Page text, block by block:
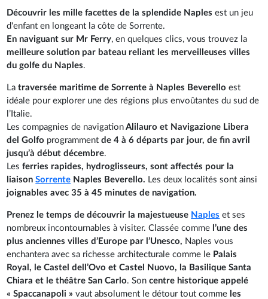
Découvrir les mille facettes de la splendide Naples est un jeu
d'enfant en longeant la côte de Sorrente.
En naviguant sur Mr Ferry, en quelques clics, vous trouvez la
meilleure solution par bateau reliant les merveilleuses villes
du golfe du Naples.
Latraversée maritime de Sorrente à Naples Beverelloest
idéale pour explorer une des régions plus envoûtantes du sud de
l’Italie.
Les compagnies de navigation Alilauro et Navigazione Libera
del Golfo programmentde 4 à 6 départs par jour, de fin avril
jusqu’à début décembre.
Lesferries rapides, hydroglisseurs, sont affectés pour la
liaisonSorrente Naples Beverello. Les deux localités sont ainsi
joignables avec 35 à 45 minutes de navigation.
Prenez le temps de découvrir la majestueuse Naples et ses
nombreux incontournables à visiter. Classée comme l’une des
plus anciennes villes d’Europe par l’Unesco, Naples vous
enchantera avec sa richesse architecturale comme le Palais
Royal, le Castel dell’Ovo et Castel Nuovo, la Basilique Santa
Chiara et le théâtre San Carlo. Soncentre historique appelé
« Spaccanapoli »vaut absolument le détour tout comme les